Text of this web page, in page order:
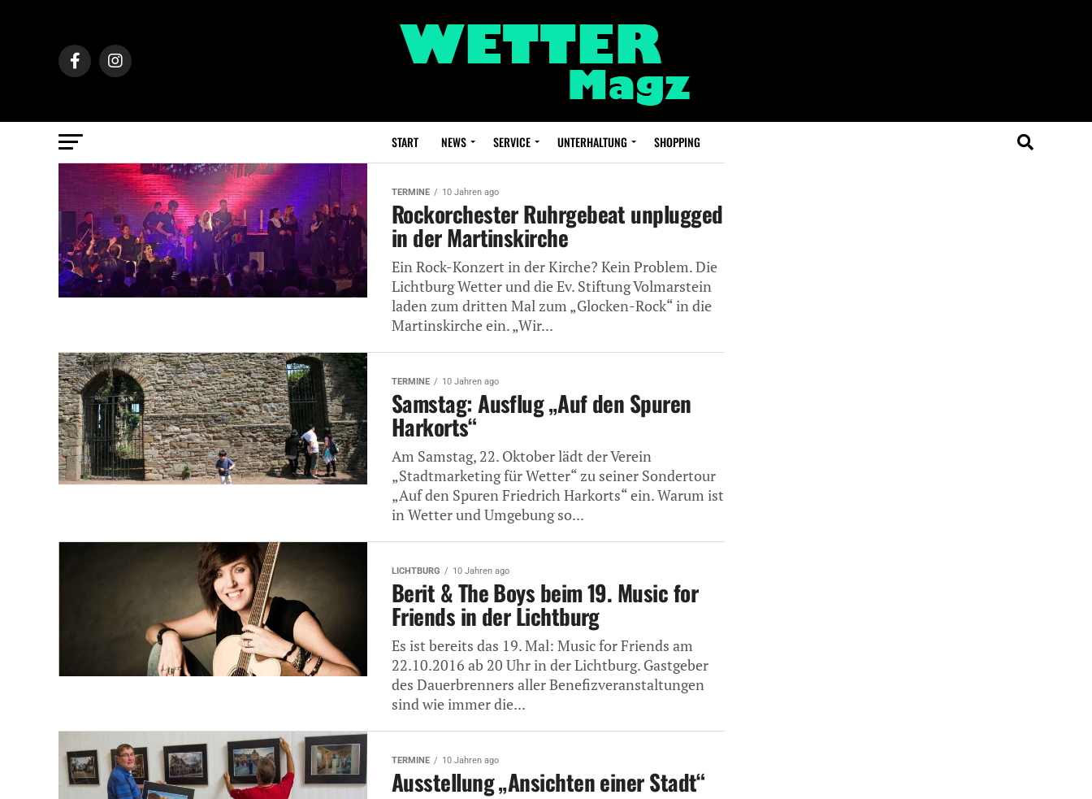
START NEWS SERVICE UNTERHALTUNG SHOPPING
TERMINE 10 Jahren ago
Rockorchester Ruhrgebeat unplugged
in der Martinskirche
Ein Rock-Konzert in der Kirche? Kein Problem. Die
Lichtburg Wetter und die Ev. Stiftung Volmarstein
laden zum dritten Mal zum „Glocken-Rock“ in die
Martinskirche ein. „Wir...
TERMINE 10 Jahren ago
Samstag: Ausflug „Auf den Spuren
Harkorts“
Am Samstag, 22. Oktober lädt der Verein
„Stadtmarketing für Wetter“ zu seiner Sondertour
„Auf den Spuren Friedrich Harkorts“ ein. Warum ist
in Wetter und Umgebung so...
LICHTBURG 10 Jahren ago
Berit & The Boys beim 19. Music for
Friends in der Lichtburg
Es ist bereits das 19. Mal: Music for Friends am
22.10.2016 ab 20 Uhr in der Lichtburg. Gastgeber
des Dauerbrenners aller Benefizveranstaltungen
sind wie immer die...
TERMINE 10 Jahren ago
Ausstellung „Ansichten einer Stadt“